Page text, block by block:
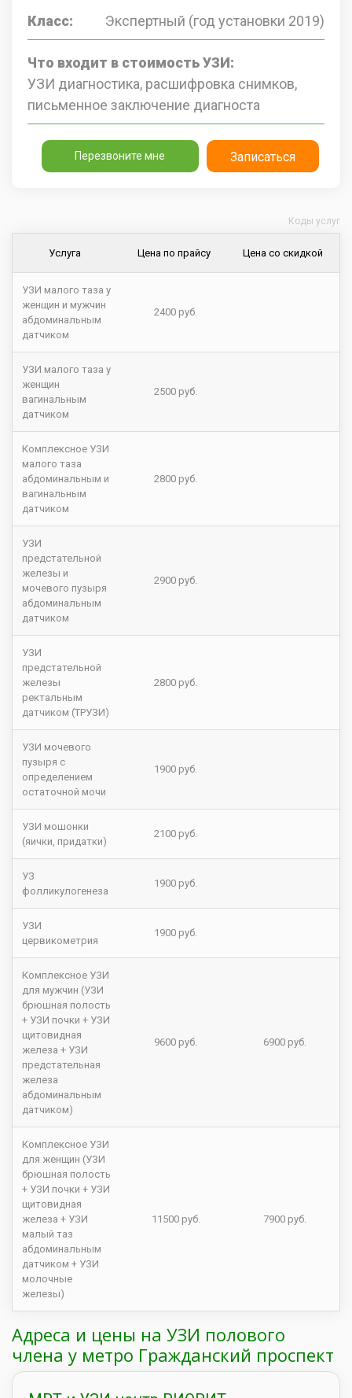
Класс: Экспертный (год установки 2019)
Что входит в стоимость УЗИ:
УЗИ диагностика, расшифровка снимков,
письменное заключение диагноста
Перезвоните мне Записаться
Услуга Цена по прайсу Цена со скидкой
УЗИ малого таза у
женщин и мужчин
абдоминальным
датчиком
2400 руб.
УЗИ малого таза у
женщин
вагинальным
датчиком
2500 руб.
Комплексное УЗИ
малого таза
абдоминальным и
вагинальным
датчиком
2800 руб.
УЗИ
предстательной
железы и
мочевого пузыря
абдоминальным
датчиком
2900 руб.
УЗИ
предстательной
железы
ректальным
датчиком (ТРУЗИ)
2800 руб.
УЗИ мочевого
пузыря с
определением
остаточной мочи
1900 руб.
УЗИ мошонки
(яички, придатки)
2100 руб.
УЗ
фолликулогенеза
1900 руб.
УЗИ
цервикометрия
1900 руб.
Комплексное УЗИ
для мужчин (УЗИ
брюшная полость
+ УЗИ почки + УЗИ
щитовидная
железа + УЗИ
предстательная
железа
абдоминальным
датчиком)
9600 руб. 6900 руб.
Комплексное УЗИ
для женщин (УЗИ
брюшная полость
+ УЗИ почки + УЗИ
щитовидная
железа + УЗИ
малый таз
абдоминальным
датчиком + УЗИ
молочные
железы)
11500 руб. 7900 руб.
Коды услуг
Адреса и цены на УЗИ полового
члена у метро Гражданский проспект